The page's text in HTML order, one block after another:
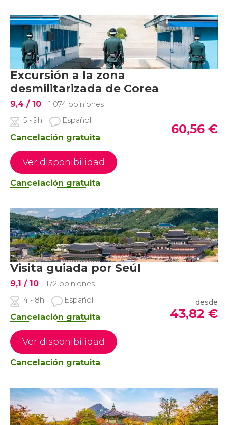
Excursión a la zona
desmilitarizada de Corea
9,4 / 10
1.074 opiniones
5 - 9h
Español
Cancelación gratuita
60,56 €
Ver disponibilidad
Cancelación gratuita
Visita guiada por Seúl
9,1 / 10
172 opiniones
4 - 8h
Español
Cancelación gratuita
desde
43,82 €
Ver disponibilidad
Cancelación gratuita